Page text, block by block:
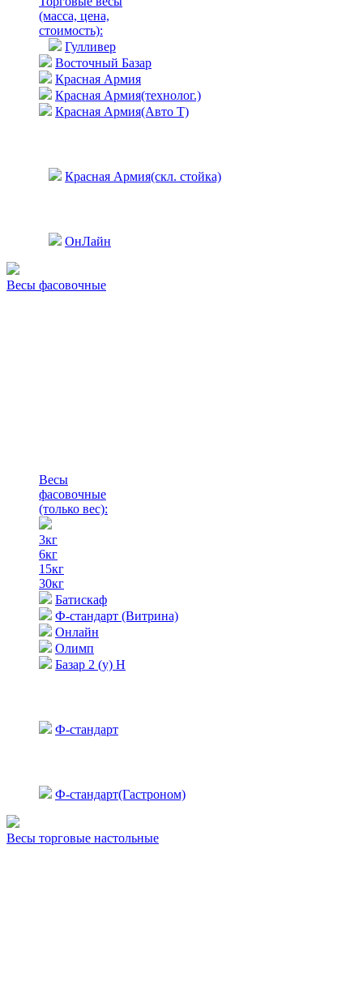
(масса, цена,
стоимость):
Гулливер
Восточный Базар
Красная Армия
Красная Армия(технолог.)
Красная Армия(Авто Т)
Красная Армия(скл. стойка)
ОнЛайн
Весы фасовочные
Весы
фасовочные
(только вес):
3кг
6кг
15кг
30кг
Батискаф
Ф-стандарт (Витрина)
Онлайн
Олимп
Базар 2 (у) Н
Ф-стандарт
Ф-стандарт(Гастроном)
Весы торговые настольные